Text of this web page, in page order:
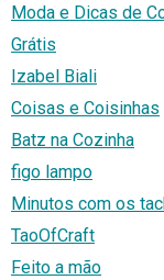
Moda e Dicas de
Grátis
Izabel Biali
Coisas e Coisinhas
Batz na Cozinha
figo lampo
Minutos com os
TaoOfCraft
Feito a mão